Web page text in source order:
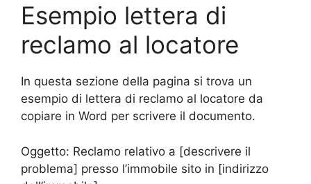
Esempio lettera di
reclamo al locatore
In questa sezione della pagina si trova un
esempio di lettera di reclamo al locatore da
copiare in Word per scrivere il documento.
Oggetto: Reclamo relativo a [descrivere il
problema] presso l’immobile sito in [indirizzo